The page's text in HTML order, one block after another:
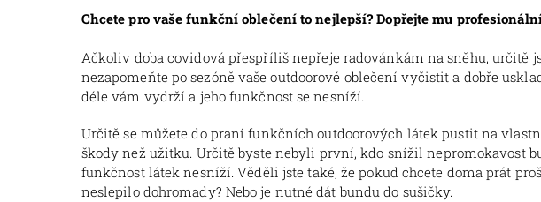
Chcete pro vaše funkční oblečení to nejlepší? Dopřejte mu
Ačkoliv doba covidová přespříliš nepřeje radovánkám na sněhu, určitě
nezapomeňte po sezóně vaše outdoorové oblečení vyčistit a dobře
déle vám vydrží a jeho funkčnost se nesníží.
Určitě se můžete do praní funkčních outdoorových látek pustit na
škody než užitku. Určitě byste nebyli první, kdo snížil nepromokavost
funkčnost látek nesníží. Věděli jste také, že pokud chcete doma prát
neslepilo dohromady? Nebo je nutné dát bundu do sušičky.